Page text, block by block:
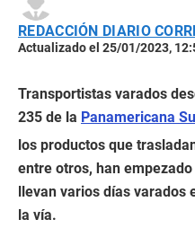
REDACCIÓN DIARIO
Actualizado el 25/01/2023,
Transportistas varados
235 de la Panamericana
los productos que
entre otros, han
llevan varios días
la vía.